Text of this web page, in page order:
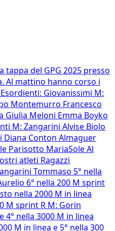
tappa del GPG 2025 presso
Al mattino hanno corso i
Giovanissimi M:
Montemurro Francesco
Giulia Meloni Emma Boyko
M: Zangarini Alvise Biolo
Diana Conton Almaguer
Parisotto MariaSole Al
atleti Ragazzi
Tommaso 5° nella
6° nella 200 M sprint
nella 2000 M in linea
M sprint R M: Gorin
4° nella 3000 M in linea
M in linea e 5° nella 300